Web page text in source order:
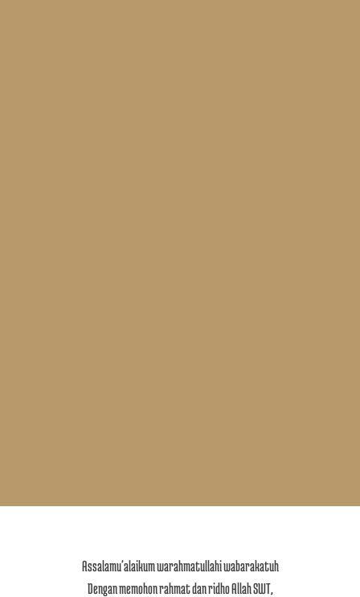
Assalamu'alaikum warahmatullahi wabarakatuh
Dengan memohon rahmat dan ridho Allah SWT,